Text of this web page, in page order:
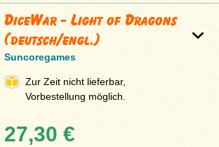
DiceWar - Light of Dragons
(deutsch/engl.)
Suncoregames
Zur Zeit nicht lieferbar,
Vorbestellung möglich.
27,30 €